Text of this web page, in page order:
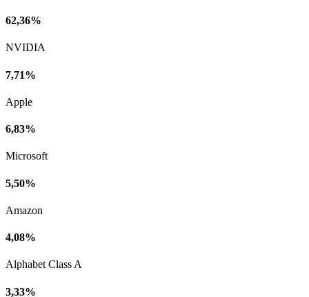
62,36%
NVIDIA
7,71%
Apple
6,83%
Microsoft
5,50%
Amazon
4,08%
Alphabet Class A
3,33%